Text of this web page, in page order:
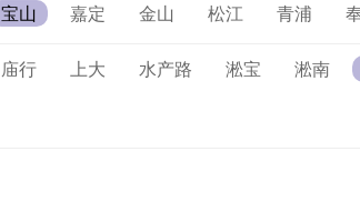
宝山 嘉定 金山 松江 青浦
庙行 上大 水产路 淞宝 淞南